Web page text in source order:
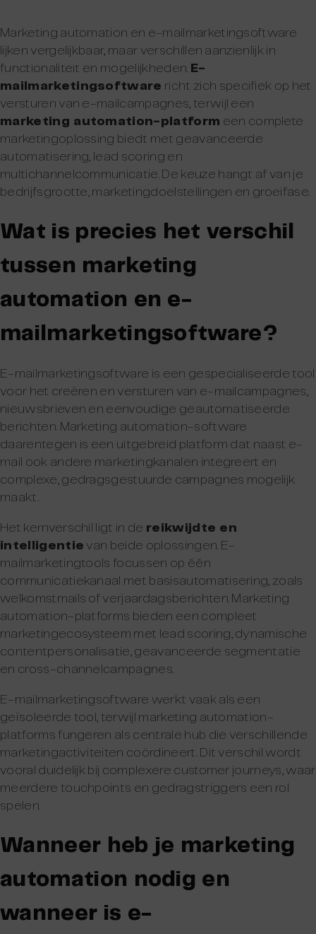
Marketing automation en e-mailmarketingsoftware
lijken vergelijkbaar, maar verschillen aanzienlijk in
functionaliteit en mogelijkheden. E-
mailmarketingsoftware richt zich specifiek op het
versturen van e-mailcampagnes, terwijl een
marketing automation-platform een complete
marketingoplossing biedt met geavanceerde
automatisering, lead scoring en
multichannelcommunicatie. De keuze hangt af van je
bedrijfsgrootte, marketingdoelstellingen en groeifase.
Wat is precies het verschil
tussen marketing
automation en e-
mailmarketingsoftware?
E-mailmarketingsoftware is een gespecialiseerde tool
voor het creëren en versturen van e-mailcampagnes,
nieuwsbrieven en eenvoudige geautomatiseerde
berichten. Marketing automation-software
daarentegen is een uitgebreid platform dat naast e-
mail ook andere marketingkanalen integreert en
complexe, gedragsgestuurde campagnes mogelijk
maakt.
Het kernverschil ligt in de reikwijdte en
intelligentie van beide oplossingen. E-
mailmarketingtools focussen op één
communicatiekanaal met basisautomatisering, zoals
welkomstmails of verjaardagsberichten. Marketing
automation-platforms bieden een compleet
marketingecosysteem met lead scoring, dynamische
contentpersonalisatie, geavanceerde segmentatie
en cross-channelcampagnes.
E-mailmarketingsoftware werkt vaak als een
geïsoleerde tool, terwijl marketing automation-
platforms fungeren als centrale hub die verschillende
marketingactiviteiten coördineert. Dit verschil wordt
vooral duidelijk bij complexere customer journeys, waar
meerdere touchpoints en gedragstriggers een rol
spelen.
Wanneer heb je marketing
automation nodig en
wanneer is e-